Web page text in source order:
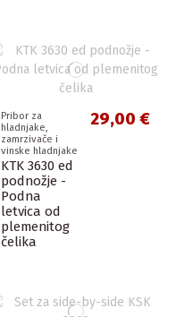
Pribor za
hladnjake,
zamrzivače i
vinske hladnjake
KTK 3630 ed
podnožje -
Podna
letvica od
plemenitog
čelika
29,00 €